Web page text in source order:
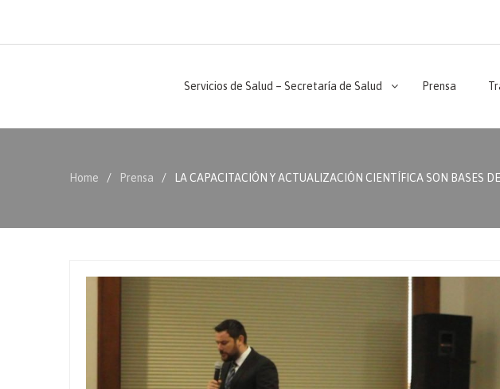
Servicios de Salud – Secretaría de Salud Prensa
Home Prensa LA CAPACITACIÓN Y ACTUALIZACIÓN CIENTÍFICA SON BASES